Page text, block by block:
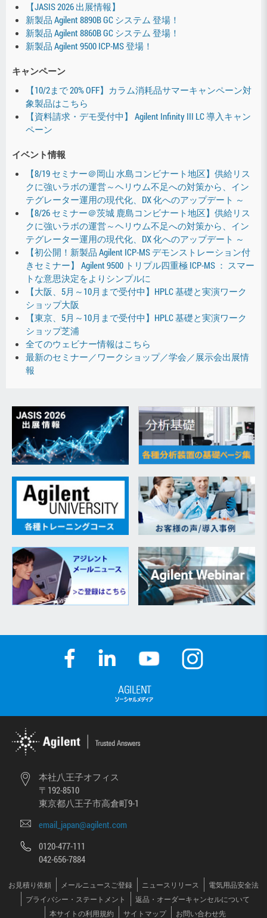
【JASIS 2026 出展情報】
新製品 Agilent 8890B GC システム 登場！
新製品 Agilent 8860B GC システム 登場！
新製品 Agilent 9500 ICP-MS 登場！
キャンペーン
【10/2まで 20% OFF】カラム消耗品サマーキャンペーン対
象製品はこちら
【資料請求・デモ受付中】 Agilent Infinity III LC 導入キャン
ペーン
イベント情報
【8/19 セミナー＠岡山 水島コンビナート地区】供給リス
クに強いラボの運営～ヘリウム不足への対策から、イン
テグレーター運用の現代化、DX 化へのアップデート ～
【8/26 セミナー＠茨城 鹿島コンビナート地区】供給リス
クに強いラボの運営～ヘリウム不足への対策から、イン
テグレーター運用の現代化、DX 化へのアップデート ～
【初公開！新製品 Agilent ICP-MS デモンストレーション付
きセミナー】 Agilent 9500 トリプル四重極 ICP-MS ： スマー
トな意思決定をよりシンプルに
【大阪、5月～10月まで受付中】HPLC 基礎と実演ワーク
ショップ大阪
【東京、5月～10月まで受付中】HPLC 基礎と実演ワーク
ショップ芝浦
全てのウェビナー情報はこちら
最新のセミナー／ワークショップ／学会／展示会出展情
報
本社八王子オフィス
〒192-8510
東京都八王子市高倉町9-1
email_japan@agilent.com
0120-477-111
042-656-7884
お見積り依頼 メールニュースご登録 ニュースリリース
電気用品安全法
プライバシー・ステートメント
返品・オーダーキャンセルについて
本サイトの利用規約
サイトマップ お問い合わせ先